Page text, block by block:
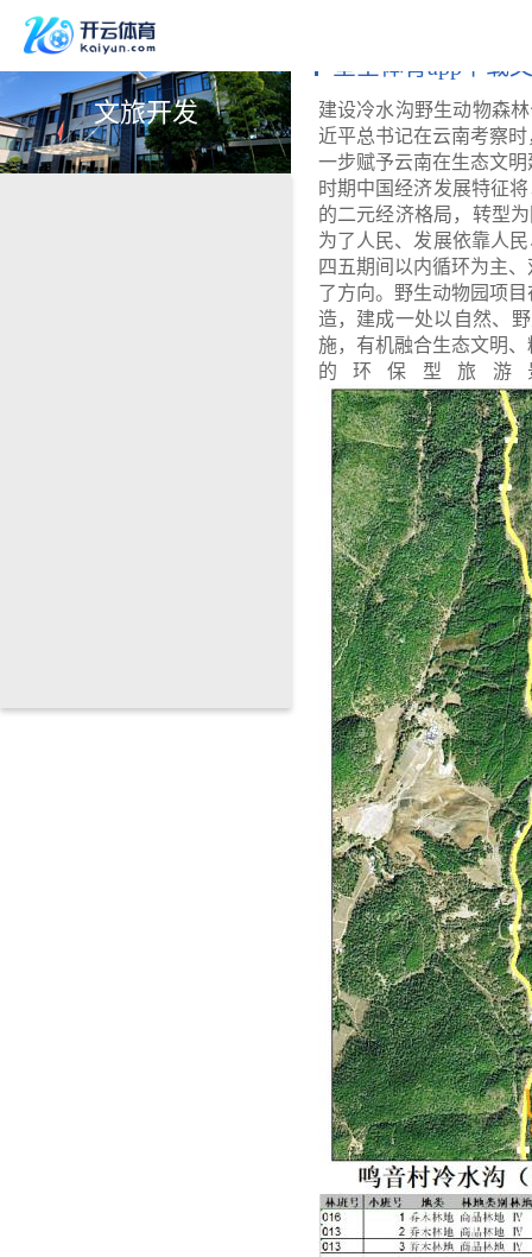
文旅开发
星空体育app下载
建设冷水沟野生动物森
近平总书记在云南考察
一步赋予云南在生态文
时期中国经济发展特征
的二元经济格局，转型
为了人民、发展依靠人
四五期间以内循环为主
了方向。野生动物园项
造，建成一处以自然、
施，有机融合生态文明
的环保型旅